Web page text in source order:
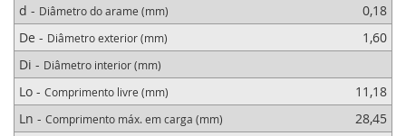
d - Diâmetro do arame (mm)
0,18
De - Diâmetro exterior (mm)
1,60
Di - Diâmetro interior (mm)
Lo - Comprimento livre (mm)
11,18
Ln - Comprimento máx. em carga (mm)
28,45